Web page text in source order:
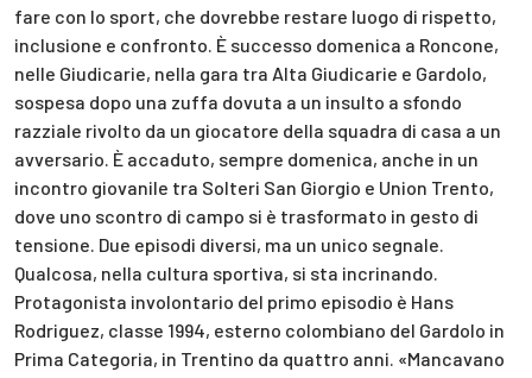
fare con lo sport, che dovrebbe restare luogo di rispetto,
inclusione e confronto. È successo domenica a Roncone,
nelle Giudicarie, nella gara tra Alta Giudicarie e Gardolo,
sospesa dopo una zuffa dovuta a un insulto a sfondo
razziale rivolto da un giocatore della squadra di casa a un
avversario. È accaduto, sempre domenica, anche in un
incontro giovanile tra Solteri San Giorgio e Union Trento,
dove uno scontro di campo si è trasformato in gesto di
tensione. Due episodi diversi, ma un unico segnale.
Qualcosa, nella cultura sportiva, si sta incrinando.
Protagonista involontario del primo episodio è Hans
Rodriguez, classe 1994, esterno colombiano del Gardolo in
Prima Categoria, in Trentino da quattro anni. «Mancavano